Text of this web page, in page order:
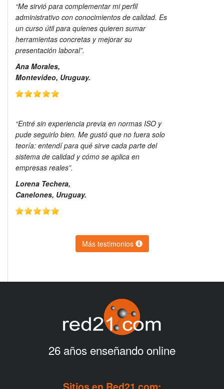
“Me sirvió para complementar mi perfil
administrativo con conocimientos de calidad. Es
un curso útil para quienes quieren sumar
herramientas concretas y mejorar su
presentación laboral”.
Ana Morales,
Montevideo, Uruguay.
“Entré sin experiencia previa en normas ISO y
pude seguirlo bien. Me gustó que no fuera solo
teoría: entendí para qué sirve cada parte del
sistema de calidad y cómo se aplica en
empresas reales”.
Lorena Techera,
Canelones, Uruguay.
Más testimonios
26 años enseñando online